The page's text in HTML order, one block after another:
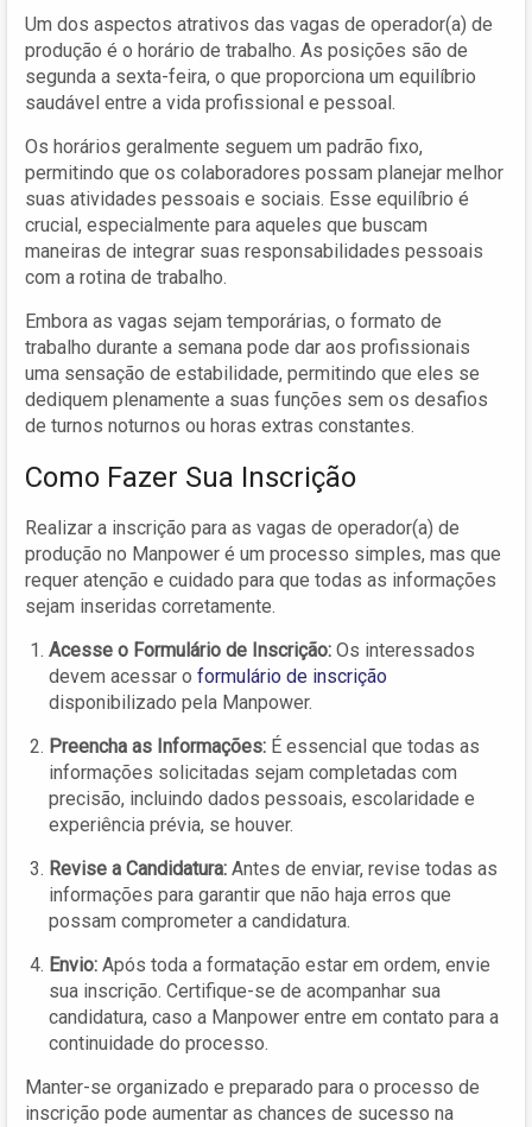
Um dos aspectos atrativos das vagas de operador(a) de
produção é o horário de trabalho. As posições são de
segunda a sexta-feira, o que proporciona um equilíbrio
saudável entre a vida profissional e pessoal.
Os horários geralmente seguem um padrão fixo,
permitindo que os colaboradores possam planejar melhor
suas atividades pessoais e sociais. Esse equilíbrio é
crucial, especialmente para aqueles que buscam
maneiras de integrar suas responsabilidades pessoais
com a rotina de trabalho.
Embora as vagas sejam temporárias, o formato de
trabalho durante a semana pode dar aos profissionais
uma sensação de estabilidade, permitindo que eles se
dediquem plenamente a suas funções sem os desafios
de turnos noturnos ou horas extras constantes.
Como Fazer Sua Inscrição
Realizar a inscrição para as vagas de operador(a) de
produção no Manpower é um processo simples, mas que
requer atenção e cuidado para que todas as informações
sejam inseridas corretamente.
Acesse o Formulário de Inscrição: Os interessados
devem acessar o formulário de inscrição
disponibilizado pela Manpower.
Preencha as Informações: É essencial que todas as
informações solicitadas sejam completadas com
precisão, incluindo dados pessoais, escolaridade e
experiência prévia, se houver.
Revise a Candidatura: Antes de enviar, revise todas as
informações para garantir que não haja erros que
possam comprometer a candidatura.
Envio: Após toda a formatação estar em ordem, envie
sua inscrição. Certifique-se de acompanhar sua
candidatura, caso a Manpower entre em contato para a
continuidade do processo.
Manter-se organizado e preparado para o processo de
inscrição pode aumentar as chances de sucesso na